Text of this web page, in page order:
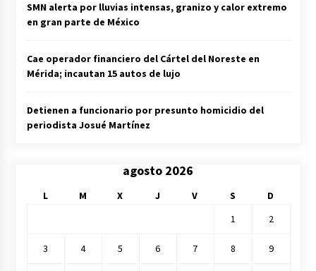
SMN alerta por lluvias intensas, granizo y calor extremo
en gran parte de México
Cae operador financiero del Cártel del Noreste en
Mérida; incautan 15 autos de lujo
Detienen a funcionario por presunto homicidio del
periodista Josué Martínez
agosto 2026
L M X J V S
D
1
2
3 4 5 6 7 8 9